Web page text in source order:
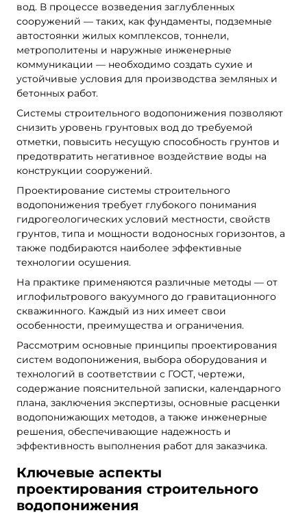
вод. В процессе возведения заглубленных
сооружений — таких, как фундаменты, подземные
автостоянки жилых комплексов, тоннели,
метрополитены и наружные инженерные
коммуникации — необходимо создать сухие и
устойчивые условия для производства земляных и
бетонных работ.
Системы строительного водопонижения позволяют
снизить уровень грунтовых вод до требуемой
отметки, повысить несущую способность грунтов и
предотвратить негативное воздействие воды на
конструкции сооружений.
Проектирование системы строительного
водопонижения требует глубокого понимания
гидрогеологических условий местности, свойств
грунтов, типа и мощности водоносных горизонтов, а
также подбираются наиболее эффективные
технологии осушения.
На практике применяются различные методы — от
иглофильтрового вакуумного до гравитационного
скважинного. Каждый из них имеет свои
особенности, преимущества и ограничения.
Рассмотрим основные принципы проектирования
систем водопонижения, выбора оборудования и
технологий в соответствии с ГОСТ, чертежи,
содержание пояснительной записки, календарного
плана, заключения экспертизы, основные расценки
водопонижающих методов, а также инженерные
решения, обеспечивающие надежность и
эффективность выполнения работ для заказчика.
Ключевые аспекты
проектирования строительного
водопонижения